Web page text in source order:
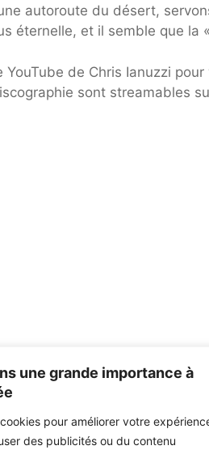
une grande importance à
pour améliorer votre
des publicités ou du contenu
autoroute du désert,
éternelle, et il semble que la
YouTube de Chris Ianuzzi
sont streamables